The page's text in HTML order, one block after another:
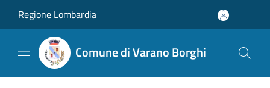
Regione Lombardia
Comune di Varano Borghi